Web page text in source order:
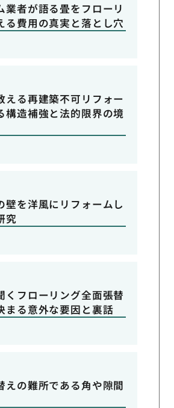
業者が語る畳をフローリ
る費用の真実と落とし穴
える再建築不可リフォー
構造補強と法的限界の境
壁を洋風にリフォームし
究
くフローリング全面張替
まる意外な要因と裏話
えの難所である角や隙間